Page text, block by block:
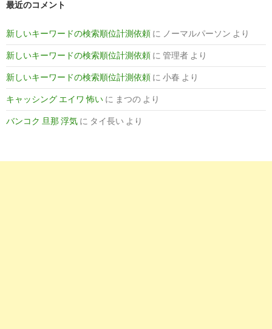
最近のコメント
新しいキーワードの検索順位計測依頼 に ノーマルパーソン より
新しいキーワードの検索順位計測依頼 に 管理者 より
新しいキーワードの検索順位計測依頼 に 小春 より
キャッシング エイワ 怖い に まつの より
バンコク 旦那 浮気 に タイ長い より